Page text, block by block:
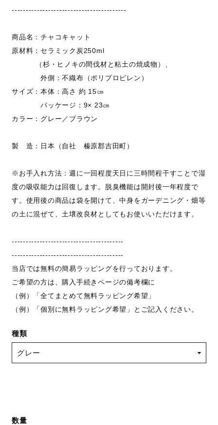
-----------------------------------------
商品名：チャコキャット
原材料：セラミック炭250ml
（杉・ヒノキの間伐材と粘土の焼成物）、
外側：不織布（ポリプロピレン）
サイズ：本体：高さ 約 15㎝
パッケージ：9× 23㎝
カラー：グレー／ブラウン
製 造：日本（自社 榛原郡吉田町）
※お手入れ方法：週に一回程度天日に三時間程干すことで湿
度の吸収能力は回復します。脱臭機能は開封後一年程度で
す。使用後の商品は袋を開けて、中身をガーデニング・畑等
の土に混ぜて、土壌改良材としてもお使いいただけます。
----------------------------------------
----------------------------------------
当店では無料の簡易ラッピングを行っております。
ご希望の方は、購入手続きページの備考欄に
（例）「全てまとめて無料ラッピング希望」
（例）「個別に無料ラッピング希望」とご記入ください。
種類
数量